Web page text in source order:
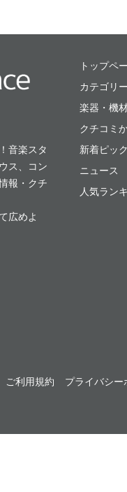
ミュージックプレ
音楽スタ
ス、コン
報・クチ
広めよ
トップペ
カテゴリ
楽器・機
クチコミ
新着ピッ
ニュース
人気ラン
ご利用規約 プライバシー